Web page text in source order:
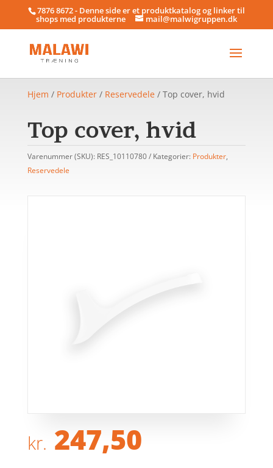
7876 8672 - Denne side er et produktkatalog og linker til
shops med produkterne mail@malwigruppen.dk
Hjem / Produkter/ Reservedele/ Top cover, hvid
Top cover, hvid
Varenummer (SKU): RES_10110780 Kategorier: Produkter,
Reservedele
kr. 247,50